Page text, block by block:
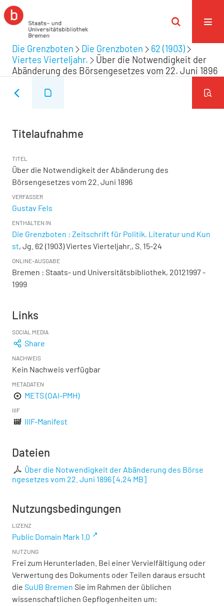
Die Grenzboten Die Grenzboten
62 (1903)
Viertes Vierteljahr.
Über die Notwendigkeit der
Abänderung des Börsengesetzes vom 22. Juni 1896
Titelaufnahme
TITEL
Über die Notwendigkeit der Abänderung des
Börsengesetzes vom 22. Juni 1896
VERFASSER
Gustav Fels
ENTHALTEN IN
Die Grenzboten : Zeitschrift für Politik, Literatur und Kun
st, Jg. 62 (1903) Viertes Vierteljahr., S. 15-24
ONLINE-AUSGABE
Bremen : Staats- und Universitätsbibliothek, 20121997 -
1999
Links
SOCIAL MEDIA
Share
NACHWEIS
Kein Nachweis verfügbar
METADATEN
METS (OAI-PMH)
IIIF
IIIF-Manifest
Dateien
Über die Notwendigkeit der Abänderung des Börse
ngesetzes vom 22. Juni 1896[4,24 MB]
Nutzungsbedingungen
LIZENZ
Public Domain Mark 1.0
NUTZUNG
Frei zum Herunterladen. Bei einer Vervielfältigung oder
Verwertung des Dokuments oder Teilen daraus ersucht
die SuUB Bremen Sie im Rahmen der üblichen
wissenschaftlichen Gepflogenheiten um: